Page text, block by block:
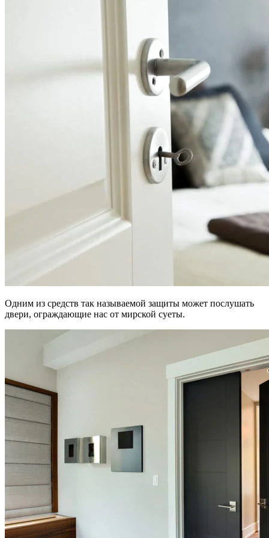
Одним из средств так называемой защиты может послушать
двери, ограждающие нас от мирской суеты.